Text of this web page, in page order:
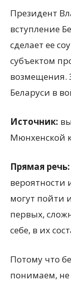
Президент
вступление
сделает ее
субъектом
возмещения.
Беларуси в
Источник:
Мюнхенской
Прямая речь:
вероятности
могут пойти
первых,
себе, в их
Потому что
понимаем, не